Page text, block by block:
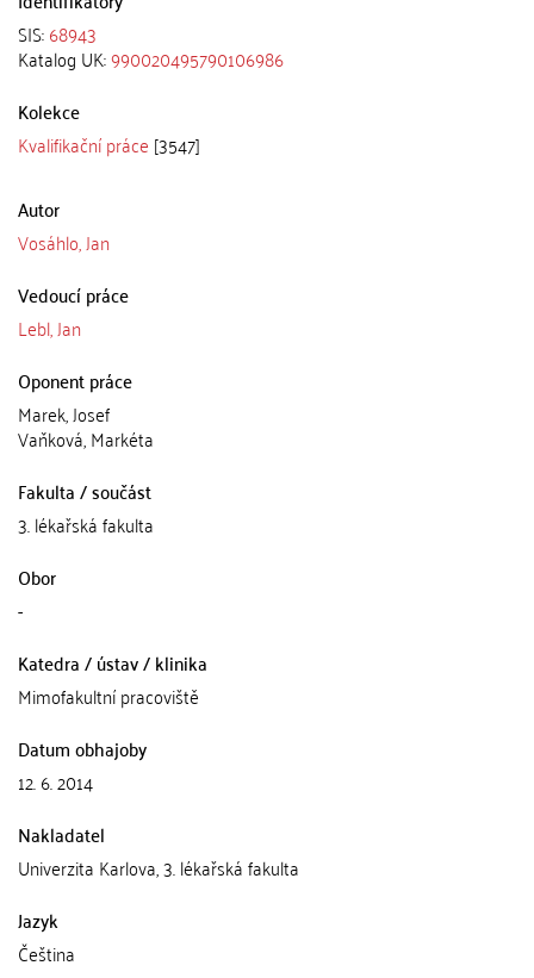
SIS:68943
Katalog UK:990020495790106986
Kolekce
Kvalifikační práce [3547]
Autor
Vosáhlo, Jan
Vedoucí práce
Lebl, Jan
Oponent práce
Marek, Josef
Vaňková, Markéta
Fakulta / součást
3. lékařská fakulta
Obor
-
Katedra / ústav / klinika
Mimofakultní pracoviště
Datum obhajoby
12. 6. 2014
Nakladatel
Univerzita Karlova, 3. lékařská fakulta
Jazyk
Čeština